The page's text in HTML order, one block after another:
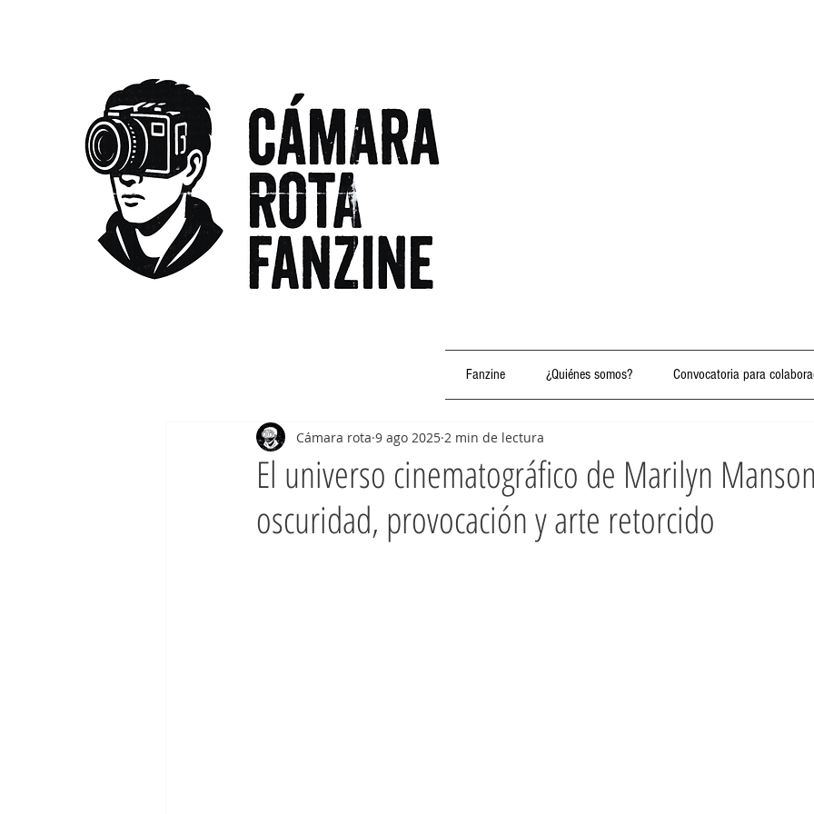
Fanzine ¿Quiénes somos? Convocatoria para
El universo cinematográfico de Marilyn
oscuridad, provocación y arte retorcido
Cámara rota 9 ago 2025 2 min de lectura